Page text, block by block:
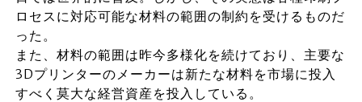
ロセスに対応可能な材料の範囲の制約を受けるものだ
った。
また、材料の範囲は昨今多様化を続けており、主要な
3Dプリンターのメーカーは新たな材料を市場に投入
すべく莫大な経営資産を投入している。